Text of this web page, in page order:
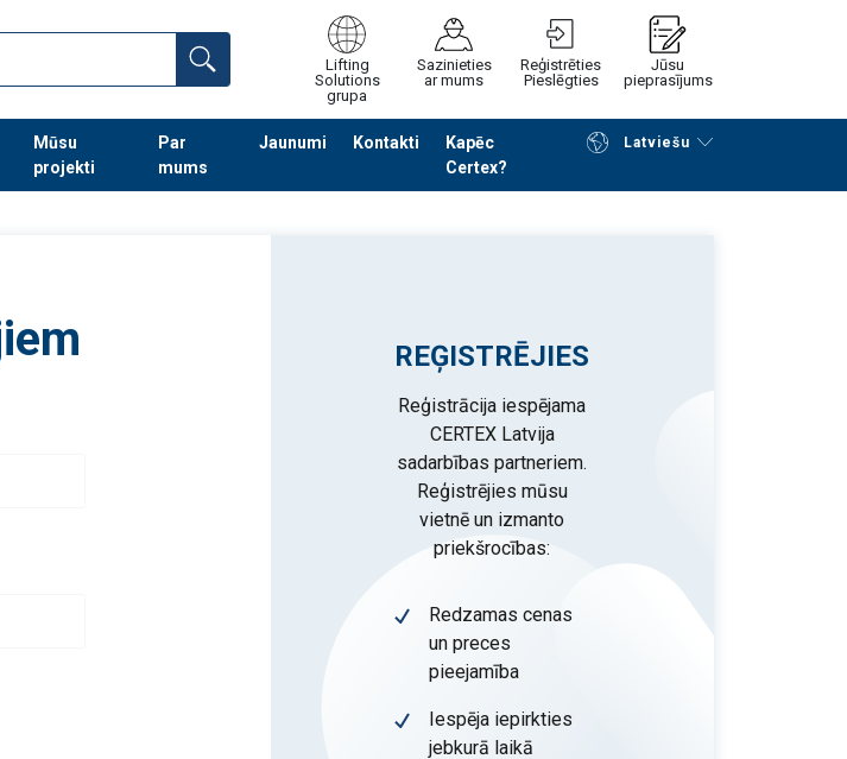
Lifting
Solutions
grupa
Sazinieties
ar mums
Reģistrēties
Pieslēgties
Jūsu
pieprasījums
Mūsu
projekti
Par
mums
Jaunumi Kontakti
Kapēc
Certex?
Latviešu
Turpināt meklēt preces Noformēt piedāvājuma pieprasījumu
REĢISTRĒJIES
Reģistrācija iespējama
CERTEX Latvija
sadarbības partneriem.
Reģistrējies mūsu
vietnē un izmanto
priekšrocības:
Redzamas cenas
un preces
pieejamība
Iespēja iepirkties
jebkurā laikā